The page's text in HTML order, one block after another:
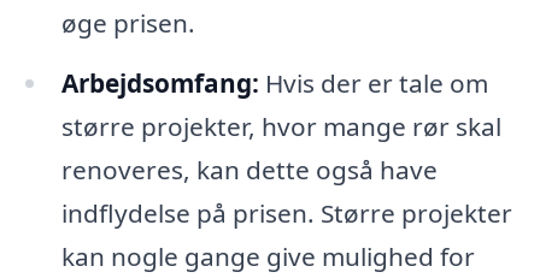
øge prisen.
Arbejdsomfang: Hvis der er tale om
større projekter, hvor mange rør skal
renoveres, kan dette også have
indflydelse på prisen. Større projekter
kan nogle gange give mulighed for